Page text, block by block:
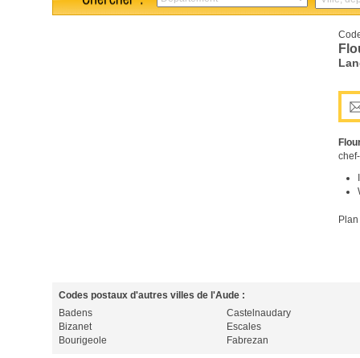
Codes postaux d'autres villes de l'Aude :
Badens
Bizanet
Bourigeole
Castelnaudary
Escales
Fabrezan